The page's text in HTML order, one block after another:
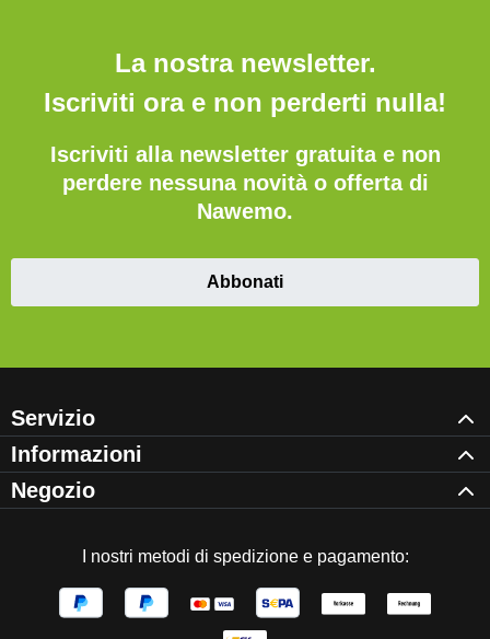
La nostra newsletter.
Iscriviti ora e non perderti nulla!
Iscriviti alla newsletter gratuita e non
perdere nessuna novità o offerta di
Nawemo.
Abbonati
Servizio
Informazioni
Negozio
I nostri metodi di spedizione e pagamento: